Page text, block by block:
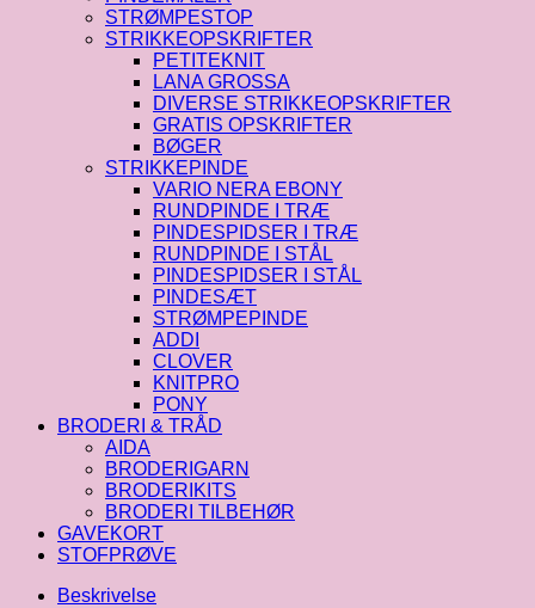
STRØMPESTOP
STRIKKEOPSKRIFTER
PETITEKNIT
LANA GROSSA
DIVERSE STRIKKEOPSKRIFTER
GRATIS OPSKRIFTER
BØGER
STRIKKEPINDE
VARIO NERA EBONY
RUNDPINDE I TRÆ
PINDESPIDSER I TRÆ
RUNDPINDE I STÅL
PINDESPIDSER I STÅL
PINDESÆT
STRØMPEPINDE
ADDI
CLOVER
KNITPRO
PONY
BRODERI & TRÅD
AIDA
BRODERIGARN
BRODERIKITS
BRODERI TILBEHØR
GAVEKORT
STOFPRØVE
Beskrivelse